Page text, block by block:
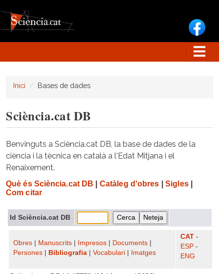
Inici Bases de dades
Sciència.cat DB
Benvinguts a Sciència.cat DB, la base de dades de la
ciència i la tècnica en català a l'Edat Mitjana i el
Renaixement.
Què és Sciència.cat DB Catàleg d'obres Sigles|
Com citar
Id Sciència.cat DB
Obres Manuscrits Impresos Documents
Persones
Bibliografia Vocabulari Imatges
CAT -
ESP -
ENG